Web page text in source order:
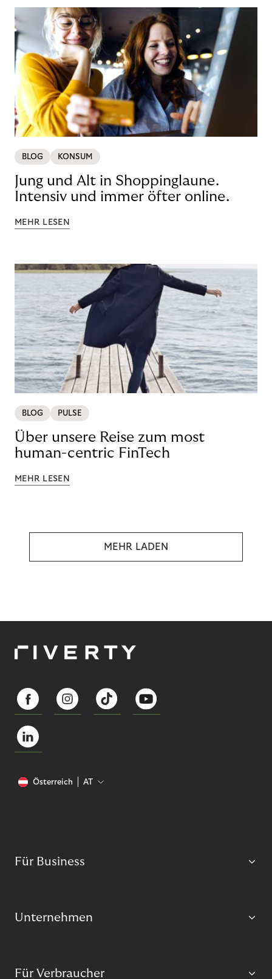
BLOG KONSUM
Jung und Alt in Shoppinglaune.
Intensiv und immer öfter online.
MEHR LESEN
BLOG PULSE
Über unsere Reise zum most
human-centric FinTech
MEHR LESEN
MEHR LADEN
Österreich AT
Für Business
Unternehmen
Für Verbraucher